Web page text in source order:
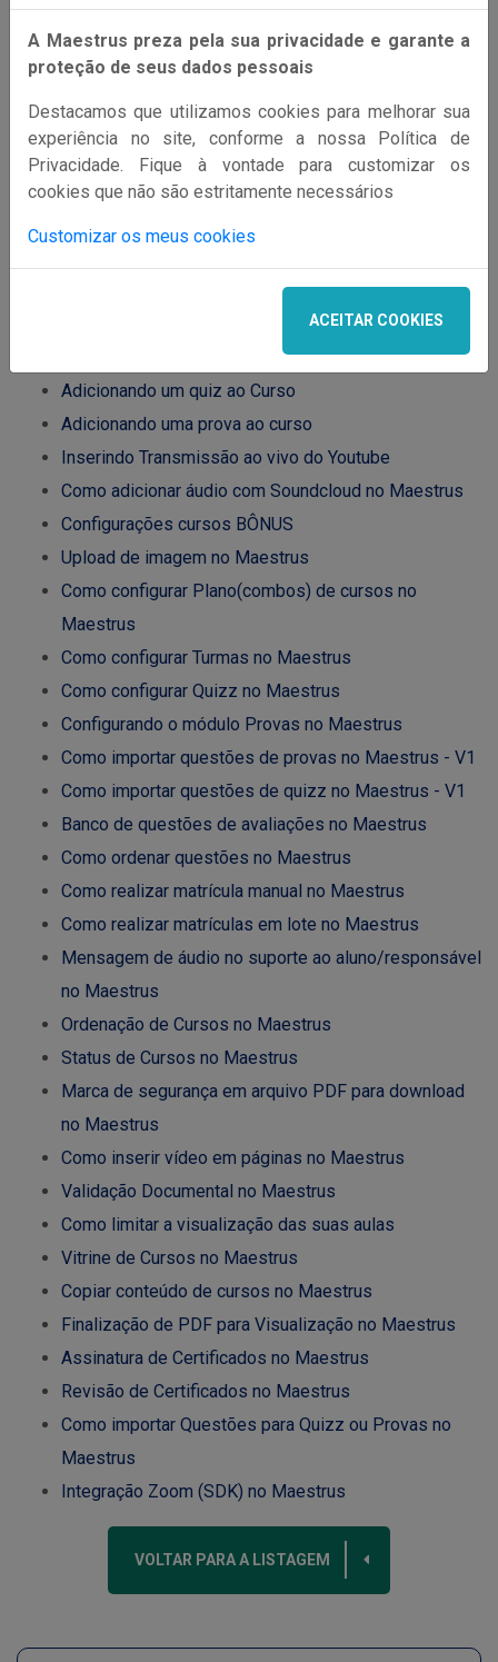
Artigos relacionados
Como criar um curso no Maestrus
Inserir Vídeo Yotube/Vímeo em uma Aula
Criando suas Aulas no Maestrus
Como fazer upload de vídeos no Maestrus
Insira arquivos para seus alunos
Colocar arquivos PDF para visualização
Adicionando um quiz ao Curso
Adicionando uma prova ao curso
Inserindo Transmissão ao vivo do Youtube
Como adicionar áudio com Soundcloud no Maestrus
Configurações cursos BÔNUS
Upload de imagem no Maestrus
Como configurar Plano(combos) de cursos no
Maestrus
Como configurar Turmas no Maestrus
Como configurar Quizz no Maestrus
Configurando o módulo Provas no Maestrus
Como importar questões de provas no Maestrus - V1
Como importar questões de quizz no Maestrus - V1
Banco de questões de avaliações no Maestrus
Como ordenar questões no Maestrus
Como realizar matrícula manual no Maestrus
Como realizar matrículas em lote no Maestrus
Mensagem de áudio no suporte ao aluno/responsável
no Maestrus
Ordenação de Cursos no Maestrus
Status de Cursos no Maestrus
Marca de segurança em arquivo PDF para download
no Maestrus
Como inserir vídeo em páginas no Maestrus
Validação Documental no Maestrus
Como limitar a visualização das suas aulas
Vitrine de Cursos no Maestrus
Copiar conteúdo de cursos no Maestrus
Finalização de PDF para Visualização no Maestrus
Assinatura de Certificados no Maestrus
Revisão de Certificados no Maestrus
Como importar Questões para Quizz ou Provas no
Maestrus
Integração Zoom (SDK) no Maestrus
VOLTAR PARA A LISTAGEM
A Maestrus preza pela sua privacidade e garante a
proteção de seus dados pessoais
Destacamos que utilizamos cookies para melhorar sua
experiência no site, conforme a nossa Política de
Privacidade. Fique à vontade para customizar os
cookies que não são estritamente necessários
Customizar os meus cookies
ACEITAR COOKIES